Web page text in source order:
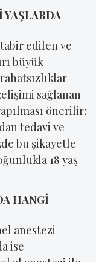
edilen ve
büyük
sağlanan
önerilir;
tedavi ve
bu şikayetle
18 yaş
HANGİ
anestezi
ise